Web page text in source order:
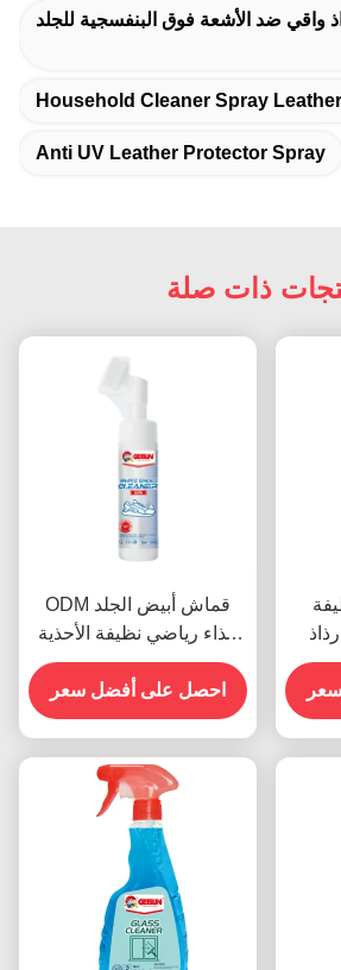
واقي ضد الأشعة فوق البنفسجية للجلد
Household Cleaner Spray
Anti UV Leather Protector Spray
ذات صلة
ODM قماش أبيض الجلد
حذاء رياضي نظيفة الأحذية
رشاش صديقة للبيئة
احصل على أفضل سعر